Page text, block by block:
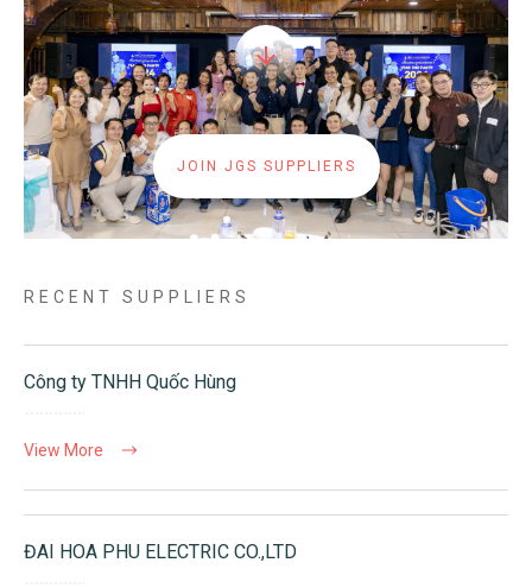
JOIN JGS SUPPLIERS
RECENT SUPPLIERS
Công ty TNHH Quốc Hùng
View More
ĐAI HOA PHU ELECTRIC CO.,LTD